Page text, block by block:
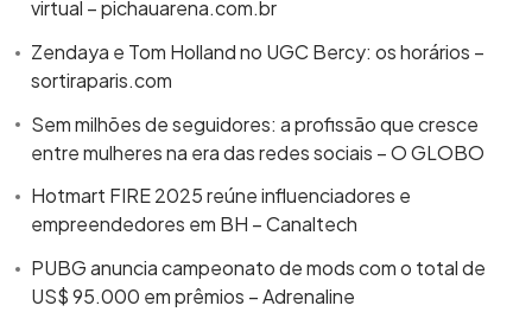
virtual – pichauarena.com.br
Zendaya e Tom Holland no UGC Bercy: os horários –
sortiraparis.com
Sem milhões de seguidores: a profissão que cresce
entre mulheres na era das redes sociais – O GLOBO
Hotmart FIRE 2025 reúne influenciadores e
empreendedores em BH – Canaltech
PUBG anuncia campeonato de mods com o total de
US$ 95.000 em prêmios – Adrenaline